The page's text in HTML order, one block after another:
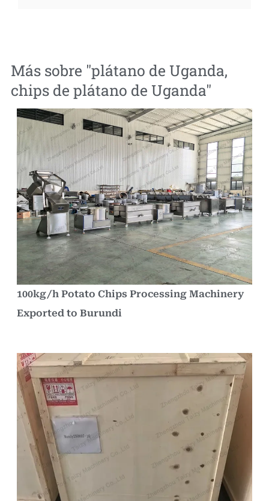
Más sobre "plátano de Uganda,
chips de plátano de Uganda"
100kg/h Potato Chips Processing Machinery
Exported to Burundi